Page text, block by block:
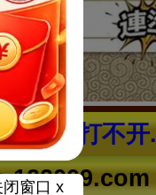
. 不怕打不开.
.122009.com